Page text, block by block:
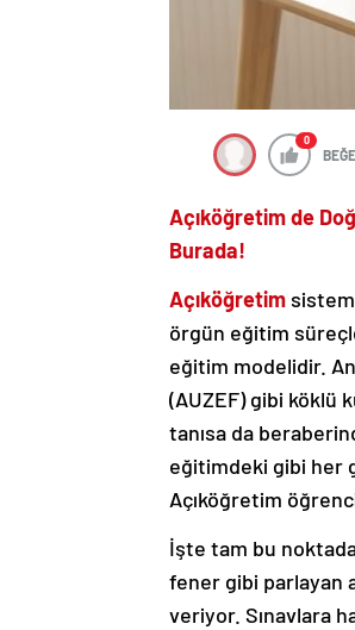
0
Açıköğretim de
Burada!
Açıköğretim
örgün eğitim
eğitim modelidir.
(AUZEF) gibi köklü
tanısa da
eğitimdeki gibi her
Açıköğretim
İşte tam bu
fener gibi parlayan
veriyor. Sınavlara